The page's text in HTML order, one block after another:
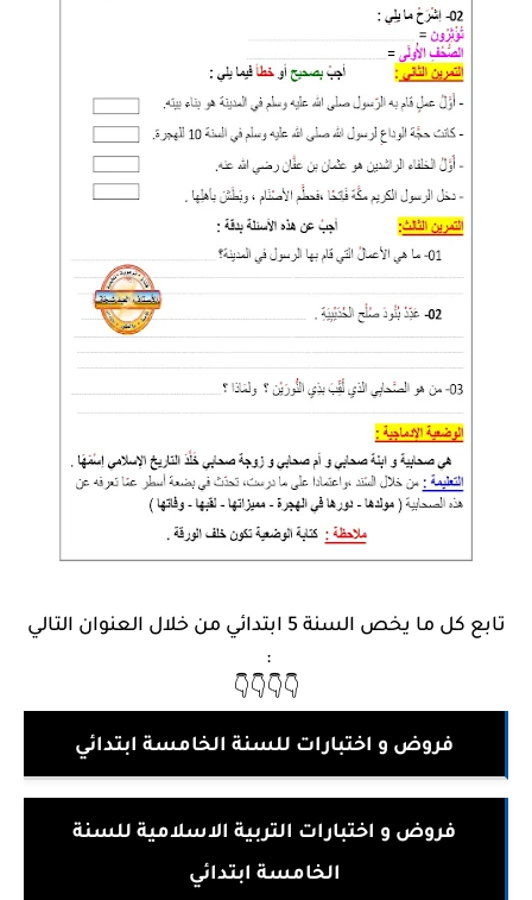
تابع كل ما يخص السنة 5 ابتدائي من خلال العنوان التالي
:
👇👇👇👇
فروض و اختبارات للسنة الخامسة ابتدائي
فروض و اختبارات التربية الاسلامية للسنة
الخامسة ابتدائي